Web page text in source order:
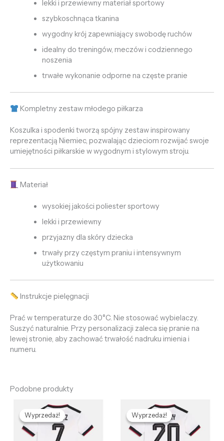
lekki i przewiewny materiał sportowy
szybkoschnąca tkanina
wygodny krój zapewniający swobodę ruchów
idealny do treningów, meczów i codziennego
noszenia
trwałe wykonanie odporne na częste pranie
Kompletny zestaw młodego piłkarza
Koszulka i spodenki tworzą spójny zestaw inspirowany
reprezentacją Niemiec, pozwalając dzieciom rozwijać swoje
umiejętności piłkarskie w wygodnym i stylowym stroju.
Materiał
wysokiej jakości poliester sportowy
lekki i przewiewny
przyjazny dla skóry dziecka
trwały przy częstym praniu i intensywnym
użytkowaniu
Instrukcje pielęgnacji
Prać w temperaturze do 30°C. Nie stosować wybielaczy.
Suszyć naturalnie. Przy personalizacji zaleca się pranie na
lewej stronie, aby zachować trwałość nadruku imienia i
numeru.
Podobne produkty
Wyprzedaż!
Wyprzedaż!
Pierwotna
cena
wynosiła:
458,62 zł.
Aktualna
cena
wynosi:
125,51 zł.
Wyprzedaż!
Wyprzedaż!
Pierwotna
cena
wynosiła:
458,62 zł.
Aktualna
cena
wynosi:
125,51 zł.